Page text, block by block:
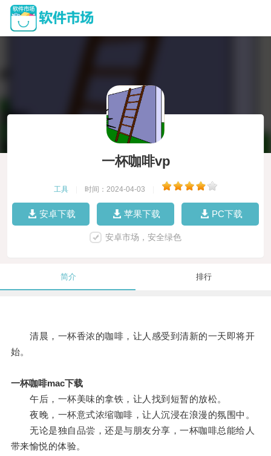
一杯咖啡vp
工具 时间：2024-04-03
安卓下载 苹果下载 PC下载
安卓市场，安全绿色
简介 排行
清晨，一杯香浓的咖啡，让人感受到清新的一天即将开
始。
一杯咖啡mac下载
午后，一杯美味的拿铁，让人找到短暂的放松。
夜晚，一杯意式浓缩咖啡，让人沉浸在浪漫的氛围中。
无论是独自品尝，还是与朋友分享，一杯咖啡总能给人
带来愉悦的体验。